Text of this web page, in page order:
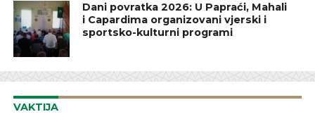
Dani povratka 2026: U Papraći, Mahali
i Capardima organizovani vjerski i
sportsko-kulturni programi
VAKTIJA